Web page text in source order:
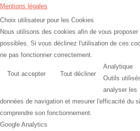
Mentions légales
Choix utilisateur pour les Cookies
Nous utilisons des cookies afin de vous
possibles. Si vous déclinez l'utilisation de ces
ne pas fonctionner correctement.
Tout accepter Tout décliner
Analytique
Outils
analyser les
données de navigation et mesurer l'efficacité du
comprendre son fonctionnement.
Google Analytics